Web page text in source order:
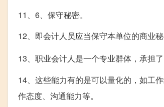
11、6、保守秘密。
12、即会计人员应当保守本单位的商业
13、职业会计人是一个专业群体，承担
14、这些能力有的是可以量化的，如工
作态度、沟通能力等。